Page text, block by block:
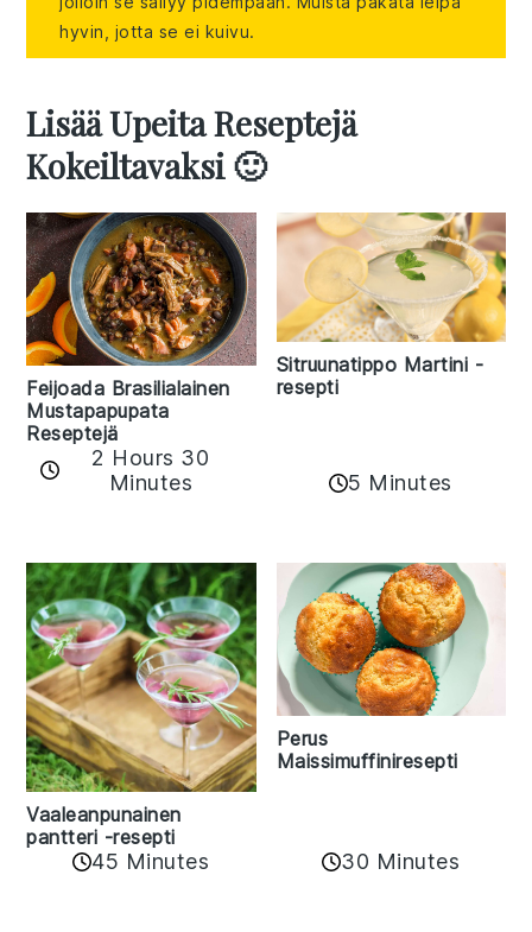
hyvin, jotta se ei kuivu.
Lisää Upeita Reseptejä
Kokeiltavaksi 🙂
Feijoada Brasilialainen
Mustapapupata
Reseptejä
2 Hours 30
Minutes
Sitruunatippo Martini -
resepti
5 Minutes
Vaaleanpunainen
pantteri -resepti
45 Minutes
Perus
Maissimuffiniresepti
30 Minutes